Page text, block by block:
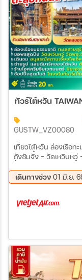
GUSTW_VZ00080
เที่ยวไต้หวัน ล่องเรือท
ถังซัมจั๋ง – วัดเหวินหวู่ - ชิมชาอู่หลง – ตึกไทเป101 (ไม่รวมบัตรขึ้นตึก
สับปะรด – ท่าเรือประมงเจิ้นปิง – หมู่บ้านโบร
- DUTY FREE – ซีเหมิ
เดินทางช่วง 01 มิ.ย.
03 ก.ย. 69 - 06 ก.ย. 69